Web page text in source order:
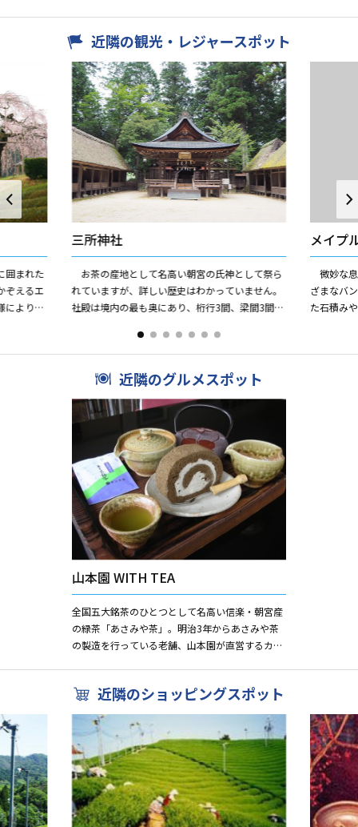
近隣の観光・レジャースポット
囲まれた
ぞえるエ
により大
三所神社
お茶の産地として名高い朝宮の氏神として祭ら
れていますが、詳しい歴史はわかっていません。
社殿は境内の最も奥にあり、桁行3間、梁間3間の
す。建物全体の構造は神...
メイプ
微妙な
ざまなバ
た石積み
近隣のグルメスポット
山本園 WITH TEA
全国五大銘茶のひとつとして名高い信楽・朝宮産
の緑茶「あさみや茶」。明治3年からあさみや茶
の製造を行っている老舗、山本園が直営するカフ
近隣のショッピングスポット